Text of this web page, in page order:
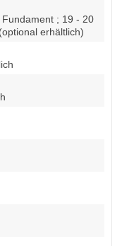
; 19 - 20
erhältlich)